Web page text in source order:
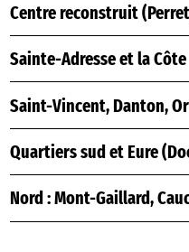
Centre reconstruit
Sainte-Adresse et la Côte
Saint-Vincent, Danton,
Quartiers sud et Eure
Nord : Mont-Gaillard,